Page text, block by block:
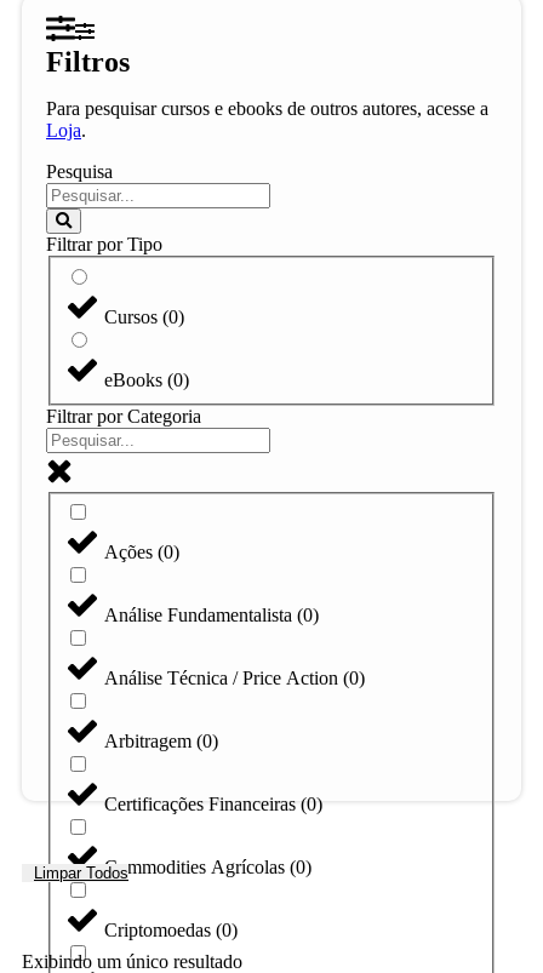
Filtros
Para pesquisar cursos e ebooks de outros autores, acesse a
Loja.
Pesquisa
Filtrar por Tipo
Cursos (0)
eBooks (0)
Filtrar por Categoria
Ações (0)
Análise Fundamentalista (0)
Análise Técnica / Price Action (0)
Arbitragem (0)
Certificações Financeiras (0)
Commodities Agrícolas (0)
Criptomoedas (0)
Limpar Todos
Exibindo um único resultado